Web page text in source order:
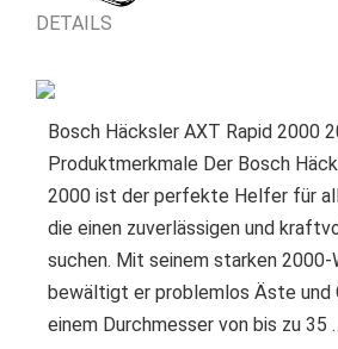
DETAILS
Bosch Häcksler AXT Rapid 2000
Produktmerkmale Der Bosch
2000 ist der perfekte Helfer für
die einen zuverlässigen und
suchen. Mit seinem starken
bewältigt er problemlos Äste und
einem Durchmesser von bis zu 35